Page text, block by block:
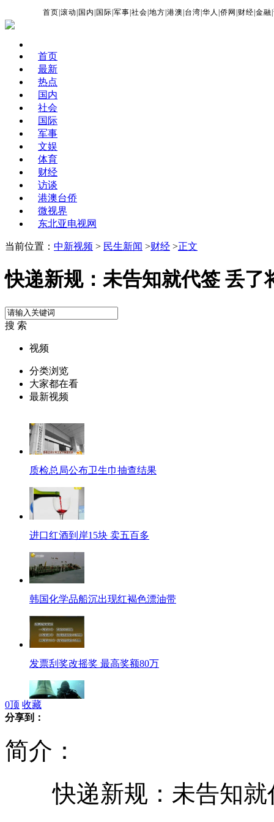
首页 |滚动 国内 国际 |军事 |社会 |地方 |港澳 台湾 |华人 |侨网 财经 |金融 |
首页
最新
热点
国内
社会
国际
军事
文娱
体育
财经
访谈
港澳台侨
微视界
东北亚电视网
当前位置： 中新视频 > 民生新闻 >财经 >正文
快递新规：未告知就代签 丢了
搜 索
视频
分类浏览
大家都在看
最新视频
质检总局公布卫生巾抽查结果
进口红酒到岸15块 卖五百多
韩国化学品船沉出现红褐色漂油带
发票刮奖改摇奖 最高奖额80万
本·拉登妻子们内讧互殴
0顶 收藏
分享到：
简介：
快递新规：未告知就